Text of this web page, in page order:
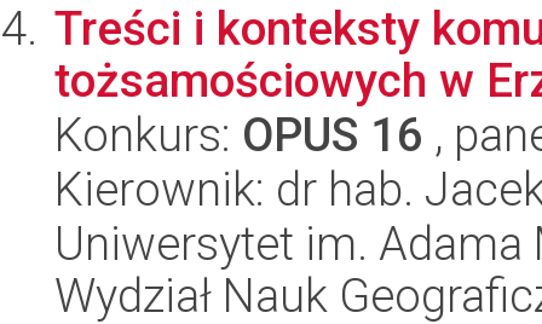
Treści i konteksty
tożsamościowych w
Konkurs: OPUS 16 ,
Kierownik: dr hab.
Uniwersytet im.
Wydział Nauk